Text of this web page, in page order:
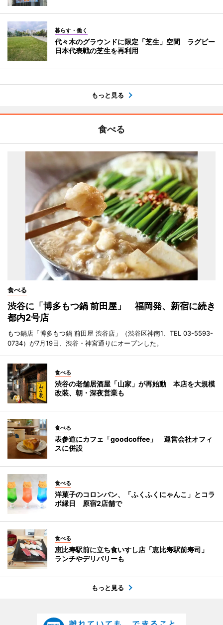
暮らす・働く
代々木のグラウンドに限定「芝生」空間 ラグビー
日本代表戦の芝生を再利用
もっと見る
食べる
食べる
渋谷に「博多もつ鍋 前田屋」 福岡発、新宿に続き
都内2号店
もつ鍋店「博多もつ鍋 前田屋 渋谷店」（渋谷区神南1、TEL 03-5593-
0734）が7月19日、渋谷・神宮通りにオープンした。
食べる
渋谷の老舗居酒屋「山家」が再始動 本店を大規模
改装、朝・深夜営業も
食べる
表参道にカフェ「goodcoffee」 運営会社オフィ
スに併設
食べる
洋菓子のコロンバン、「ふくふくにゃんこ」とコラ
ボ縁日 原宿2店舗で
食べる
恵比寿駅前に立ち食いすし店「恵比寿駅前寿司」
ランチやデリバリーも
もっと見る